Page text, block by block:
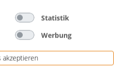
Steckmontage
Statistik
Werbung
akzeptieren